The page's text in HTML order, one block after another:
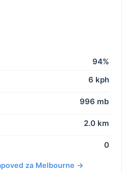
94%
6 kph
996 mb
2.0 km
0
za Melbourne →